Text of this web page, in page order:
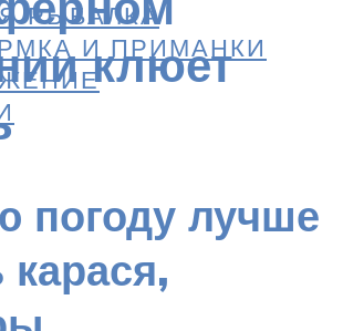
РЫБАЛКА
И ПРИМАНКИ
клюет
погоду лучше